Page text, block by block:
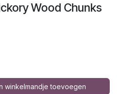
Wood Chunks
winkelmandje toevoegen